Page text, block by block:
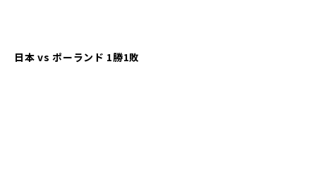
日本 vs ポーランド 1勝1敗